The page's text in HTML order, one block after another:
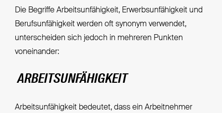
Die Begriffe Arbeitsunfähigkeit, Erwerbsunfähigkeit und
Berufsunfähigkeit werden oft synonym verwendet,
unterscheiden sich jedoch in mehreren Punkten
voneinander:
ARBEITSUNFÄHIGKEIT
Arbeitsunfähigkeit bedeutet, dass ein Arbeitnehmer